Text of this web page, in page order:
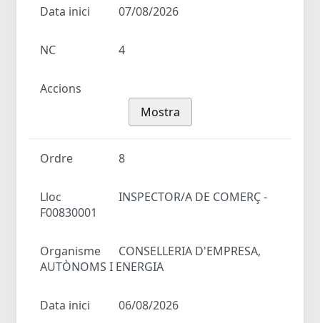
Data inici 07/08/2026
NC 4
Accions
Mostra
Ordre 8
Lloc
INSPECTOR/A DE COMERÇ -
F00830001
Organisme
CONSELLERIA D'EMPRESA,
AUTÒNOMS I ENERGIA
Data inici 06/08/2026